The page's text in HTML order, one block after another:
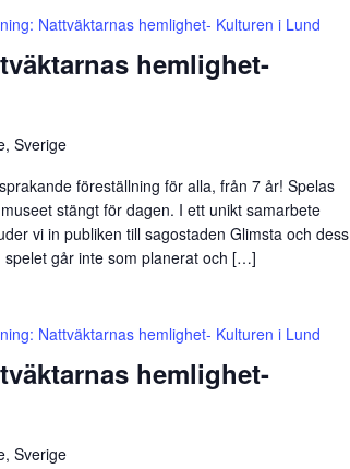
hemlighet-
Nattväktarnas hemlighet- Kulturen i Lund
Sverige
föreställning för alla, från 7 år! Spelas
stängt för dagen. I ett unikt samarbete
vi in publiken till sagostaden Glimsta och dess
går inte som planerat och […]
hemlighet-
Nattväktarnas hemlighet- Kulturen i Lund
Sverige